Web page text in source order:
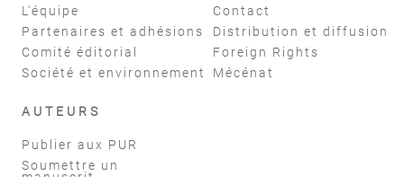
L'équipe
Partenaires et adhésions
Comité éditorial
Société et environnement
Contact
Distribution et diffusion
Foreign Rights
Mécénat
AUTEURS
Publier aux PUR
Soumettre un